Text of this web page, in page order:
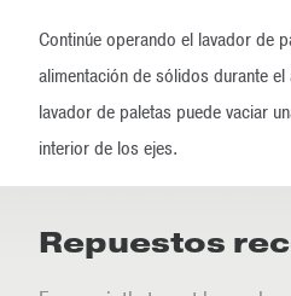
Continúe operando el lavador de
alimentación de sólidos durante
lavador de paletas puede vaciar
interior de los ejes.
Repuestos